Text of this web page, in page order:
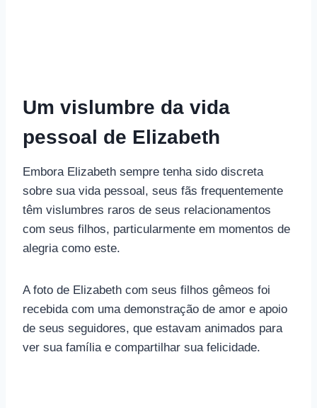
Um vislumbre da vida
pessoal de Elizabeth
Embora Elizabeth sempre tenha sido discreta
sobre sua vida pessoal, seus fãs frequentemente
têm vislumbres raros de seus relacionamentos
com seus filhos, particularmente em momentos de
alegria como este.
A foto de Elizabeth com seus filhos gêmeos foi
recebida com uma demonstração de amor e apoio
de seus seguidores, que estavam animados para
ver sua família e compartilhar sua felicidade.